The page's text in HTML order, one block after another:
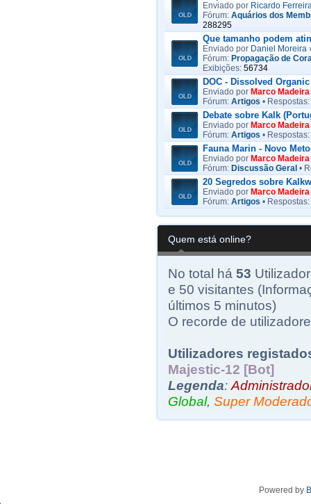
Enviado por Ricardo
Fórum: Aquários dos
288295
Que tamanho podem
Enviado por Daniel Moreira
Fórum: Propagação de
Exibições: 56734
DOC - Dissolved
Enviado por Marco Madeira
Fórum: Artigos • Respostas:
Debate sobre Kalk
Enviado por Marco Madeira
Fórum: Artigos • Respostas:
Fauna Marin - Novo
Enviado por Marco Madeira
Fórum: Discussão Geral •
20 Segredos sobre
Enviado por Marco Madeira
Fórum: Artigos • Respostas:
Quem está online?
No total há 53
e 50 visitantes
últimos 5 minutos)
O recorde de
Utilizadores
Majestic-12 [Bot]
Legenda:
Global, Super
Powered by